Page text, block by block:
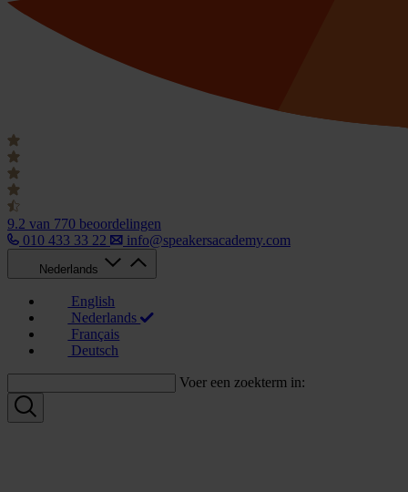
9.2 van 770 beoordelingen
010 433 33 22
info@speakersacademy.com
Nederlands
English
Nederlands
Français
Deutsch
Voer een zoekterm in: